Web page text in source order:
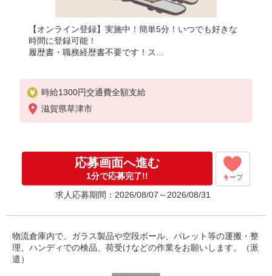
【オンライン登録】実施中！簡単5分！いつでも好きな
時間に登録可能！
履歴書・職務経歴書不要です！ス...
時給1300円交通費全額支給
滋賀県草津市
応募画面へ進む
1分で応募完了!! キープ
求人応募期間：2026/08/07～2026/08/31
物流倉庫内で、ガラス製品や空段ボール、パレット等の運搬・整
理、ハンディでの検品、荷受けなどの作業をお願いします。（派
遣）